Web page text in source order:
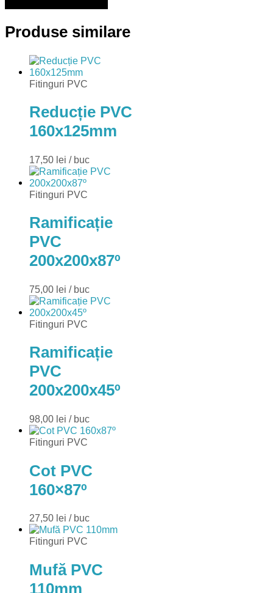
Produse similare
Fitinguri PVC
Reducție PVC
160x125mm
17,50 lei / buc
Fitinguri PVC
Ramificație
PVC
200x200x87º
75,00 lei / buc
Fitinguri PVC
Ramificație
PVC
200x200x45º
98,00 lei / buc
Fitinguri PVC
Cot PVC
160×87º
27,50 lei / buc
Fitinguri PVC
Mufă PVC
110mm